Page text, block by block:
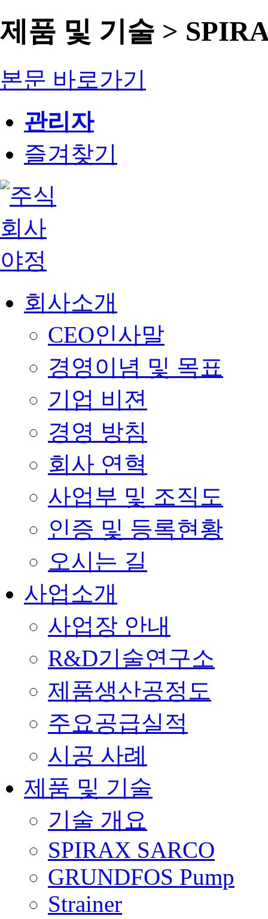
제품 및 기술 >
본문 바로가기
관리자
즐겨찾기
회사소개
CEO인사말
경영이념 및 목표
기업 비젼
경영 방침
회사 연혁
사업부 및 조직도
인증 및 등록현황
오시는 길
사업소개
사업장 안내
R&D기술연구소
제품생산공정도
주요공급실적
시공 사례
제품 및 기술
기술 개요
SPIRAX SARCO
GRUNDFOS Pump
Strainer